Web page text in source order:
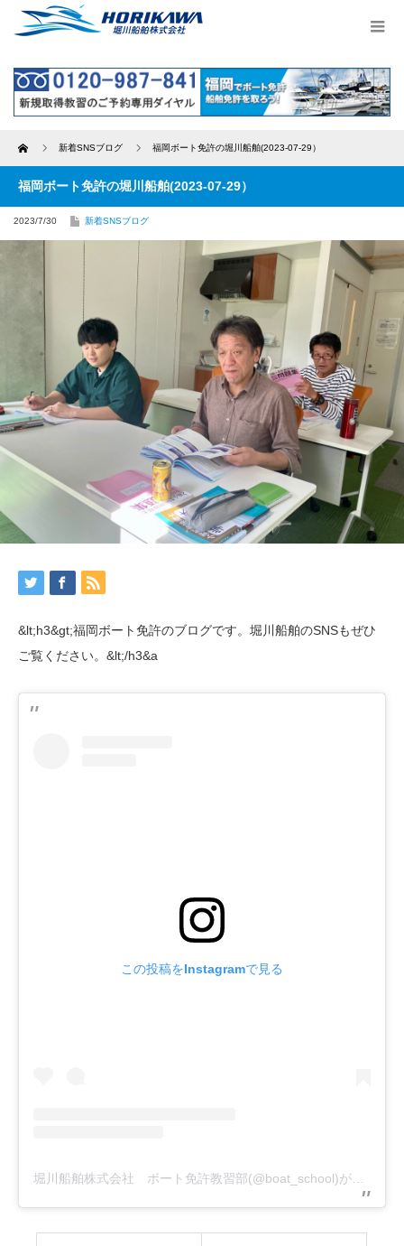
Home 新着SNSブログ 福岡ボート免許の堀川船舶(2023-07-29）
福岡ボート免許の堀川船舶(2023-07-29）
2023/7/30 新着SNSブログ
&lt;h3&gt;福岡ボート免許のブログです。堀川船舶のSNSもぜひ
ご覧ください。&lt;/h3&a
この投稿をInstagramで見る